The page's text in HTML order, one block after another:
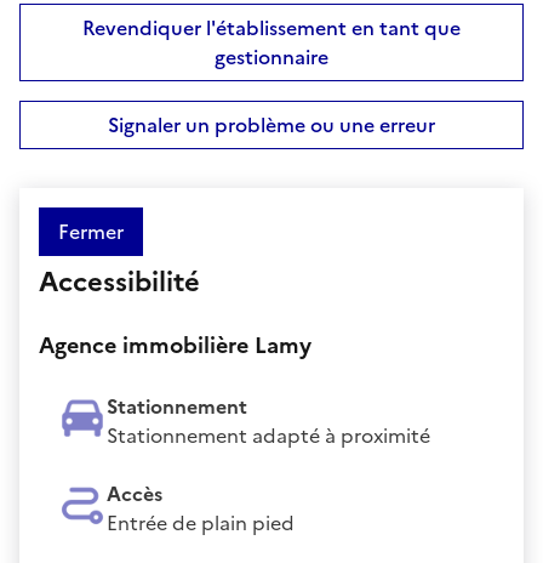
Revendiquer l'établissement en tant que
gestionnaire
Signaler un problème ou une erreur
Fermer
Accessibilité
Agence immobilière Lamy
Stationnement
Stationnement adapté à proximité
Accès
Entrée de plain pied